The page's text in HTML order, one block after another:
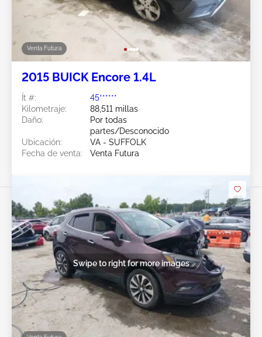
Venta Futura
2015 BUICK Encore 1.4L
Ít #:
45******
Kilometraje:
88,511 millas
Daño:
Por todas
partes/Desconocido
Ubicación:
VA - SUFFOLK
Fecha de venta:
Venta Futura
Swipe to right for more images